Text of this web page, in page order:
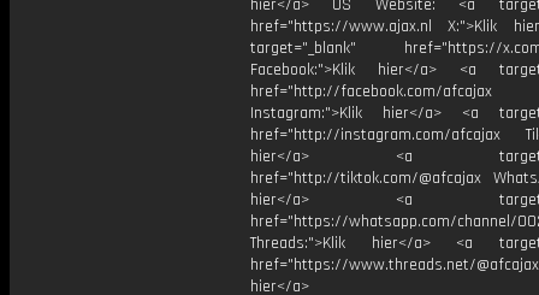
hier</a> US Website: <a
href="https://www.ajax.nl X:">Klik
target="_blank" href="https://x.com/
Facebook:">Klik hier</a> <a
href="http://facebook.com/afcajax
Instagram:">Klik hier</a> <a
href="http://instagram.com/afcajax
hier</a> <a
href="http://tiktok.com/@afcajax
hier</a> <a
href="https://whatsapp.com/channel/
Threads:">Klik hier</a> <a
href="https://www.threads.net/
hier</a>